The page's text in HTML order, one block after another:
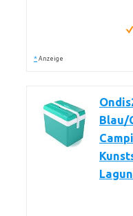
* Anzeige
Blau/